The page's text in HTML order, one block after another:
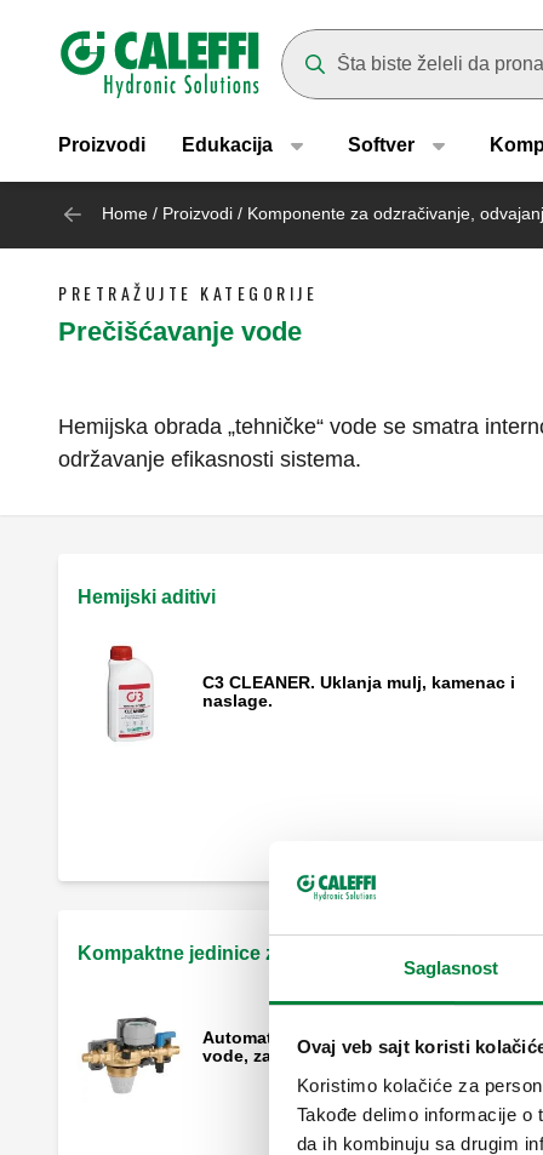
Saglasnost
Ovaj veb sajt koristi
Koristimo kolačiće za
Takođe delimo informacije
da ih kombinuju sa drugim
Header main navigation
Proizvodi Edukacija Softver
Home / Proizvodi / Komponente za odzračivanje,
PRETRAŽUJTE KATEGORIJE
Prečišćavanje vode
Hemijska obrada „tehničke“ vode se smatra
održavanje efikasnosti sistema.
Hemijski aditivi
C3 CLEANER. Uklanja mulj, kamenac i
naslage.
Kompaktne jedinice za prečišćavanje vode
Automatska jedinica za prečišćavanje
vode, za omekšavanje i demineralizacija.